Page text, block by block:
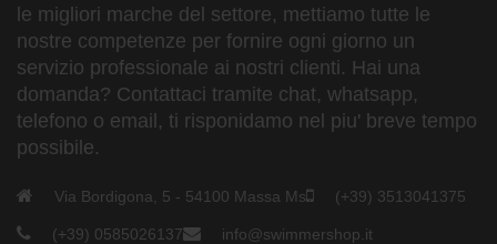
le migliori marche del settore, mettiamo tutte le
nostre competenze per fornire ogni giorno un
servizio professionale ai nostri clienti. Hai una
domanda? Contattaci tramite chat, whatsapp,
telefono o email, ti risponidamo nel piu' breve tempo
possibile.
Via Bordigona, 5 - 54100 Massa Ms (+39) 3513041375
(+39) 0585026137 info@swimmershop.it